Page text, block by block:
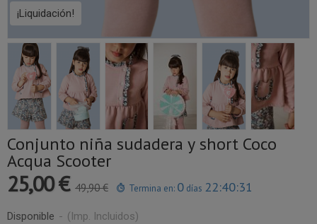
¡Liquidación!
Conjunto niña sudadera y short Coco
Acqua Scooter
25,00 € 49,90 € Termina en: 0 días 22:40:31
Disponible - (Imp. Incluidos)